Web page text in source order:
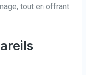
tout en offrant